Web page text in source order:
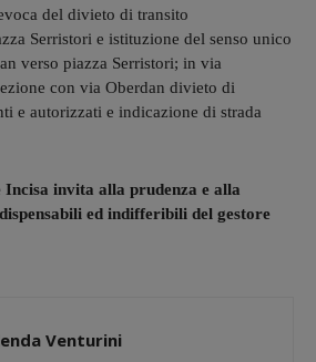
del divieto di transito
Serristori e istituzione del senso unico
verso piazza Serristori; in via
con via Oberdan divieto di
e autorizzati e indicazione di strada
invita alla prudenza e alla
ed indifferibili del gestore
Venturini